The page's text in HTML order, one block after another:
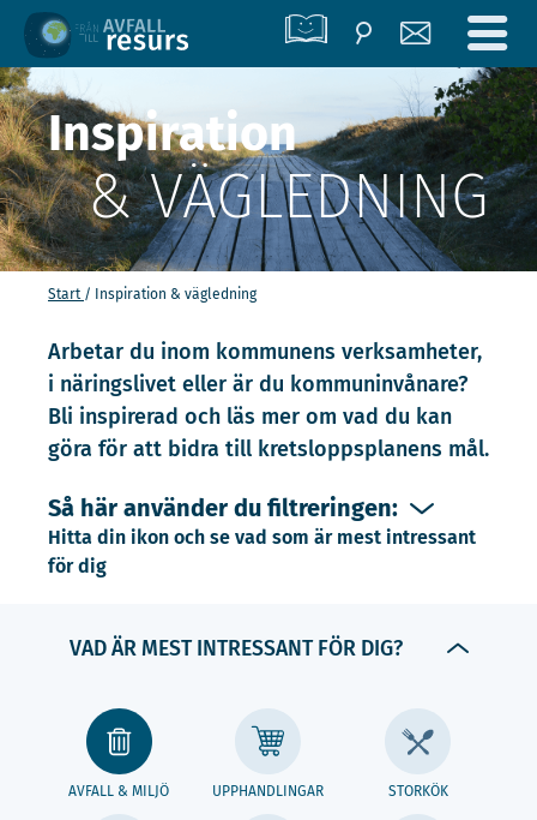
Inspiration
& VÄGLEDNING
Start Inspiration & vägledning
Arbetar du inom kommunens verksamheter,
i näringslivet eller är du kommuninvånare?
Bli inspirerad och läs mer om vad du kan
göra för att bidra till kretsloppsplanens mål.
Så här använder du filtreringen:
Hitta din ikon och se vad som är mest intressant
för dig
VAD ÄR MEST INTRESSANT FÖR DIG?
AVFALL & MILJÖ UPPHANDLINGAR STORKÖK